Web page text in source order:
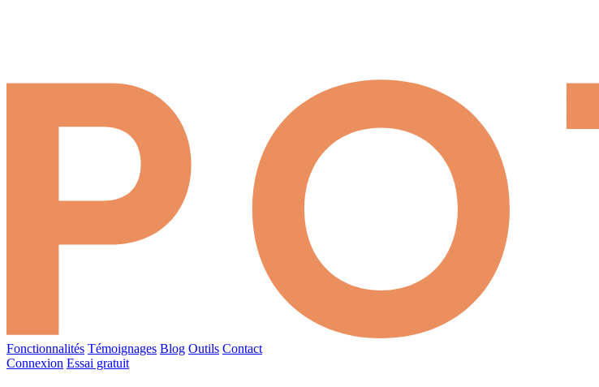
Fonctionnalités Témoignages Blog Outils Contact
Connexion Essai gratuit